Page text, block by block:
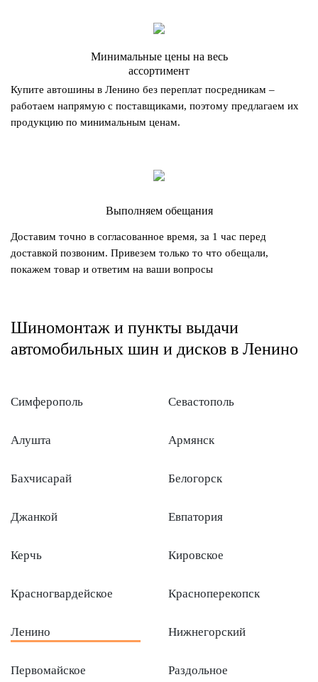
Минимальные цены на весь
ассортимент
Купите автошины в Ленино без переплат посредникам –
работаем напрямую с поставщиками, поэтому предлагаем их
продукцию по минимальным ценам.
Выполняем обещания
Доставим точно в согласованное время, за 1 час перед
доставкой позвоним. Привезем только то что обещали,
покажем товар и ответим на ваши вопросы
Шиномонтаж и пункты выдачи
автомобильных шин и дисков в Ленино
Симферополь Севаcтополь
Алушта Армянск
Бахчисарай Белогорск
Джанкой Евпатория
Керчь Кировское
Красногвардейское Красноперекопск
Ленино Нижнегорский
Первомайское Раздольное